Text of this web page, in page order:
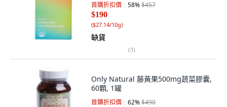
首購折扣價 58%$457
$190
($27.14/10g)
缺貨
(3)
Only Natural 藤黃果500mg蔬菜膠囊,
60顆, 1罐
首購折扣價 62%$490